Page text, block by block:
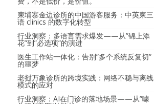
柬埔寨金边诊所的中国游客服务：中英柬三
语 clinics 的数字化转型
行业洞察：多语言需求爆发——从”锦上添
花”到”必选项”的演进
医生工作站一体化：告别”多个系统反复切”
的噩梦
老挝万象诊所的跨境实践：网络不稳与离线
模式的应对
行业洞察：AI在门诊的落地场景——从”噱